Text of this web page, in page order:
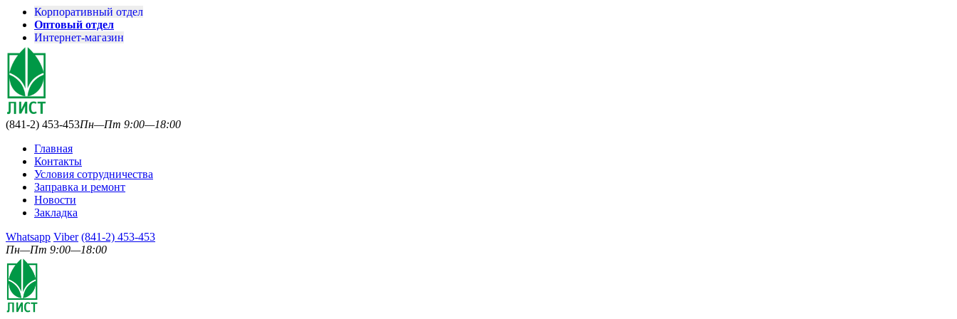
Корпоративный отдел
Оптовый отдел
Интернет-магазин
(841-2) 453-453Пн—Пт 9:00—18:00
Главная
Контакты
Условия сотрудничества
Заправка и ремонт
Новости
Закладка
Whatsapp Viber (841-2) 453-453
Пн—Пт 9:00—18:00